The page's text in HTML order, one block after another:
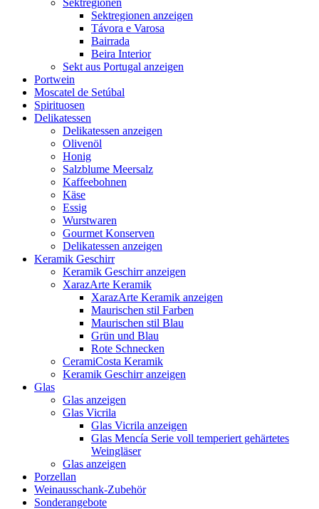
Sektregionen
Sektregionen anzeigen
Távora e Varosa
Bairrada
Beira Interior
Sekt aus Portugal anzeigen
Portwein
Moscatel de Setúbal
Spirituosen
Delikatessen
Delikatessen anzeigen
Olivenöl
Honig
Salzblume Meersalz
Kaffeebohnen
Käse
Essig
Wurstwaren
Gourmet Konserven
Delikatessen anzeigen
Keramik Geschirr
Keramik Geschirr anzeigen
XarazArte Keramik
XarazArte Keramik anzeigen
Maurischen stil Farben
Maurischen stil Blau
Grün und Blau
Rote Schnecken
CeramiCosta Keramik
Keramik Geschirr anzeigen
Glas
Glas anzeigen
Glas Vicrila
Glas Vicrila anzeigen
Glas Mencía Serie voll temperiert gehärtetes
Weingläser
Glas anzeigen
Porzellan
Weinausschank-Zubehör
Sonderangebote